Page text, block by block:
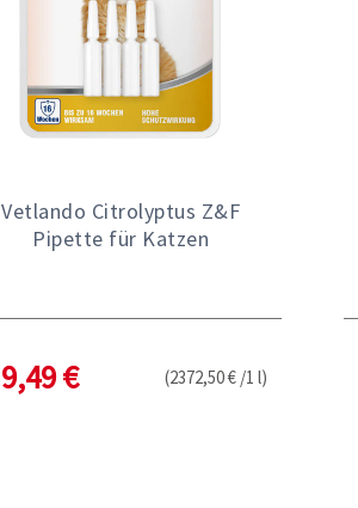
Vetlando Citrolyptus Z&F
Pipette für Katzen
9,49 € (2372,50 € /1 l)